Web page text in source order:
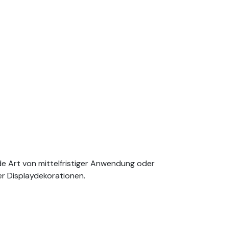
Art von mittelfristiger Anwendung oder
Displaydekorationen.